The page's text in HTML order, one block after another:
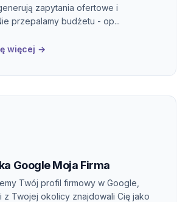
zapytania ofertowe i
przepalamy budżetu - op...
więcej →
Google Moja Firma
Twój profil firmowy w Google,
z Twojej okolicy znajdowali Cię jako